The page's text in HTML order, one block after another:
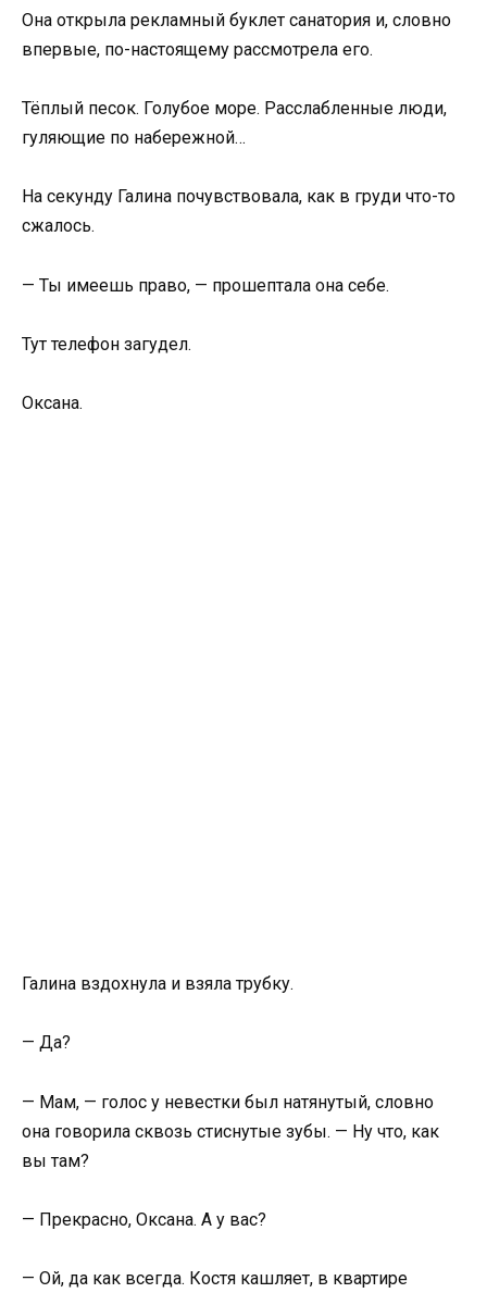
Она открыла рекламный буклет санатория и, словно
впервые, по-настоящему рассмотрела его.
Тёплый песок. Голубое море. Расслабленные люди,
гуляющие по набережной…
На секунду Галина почувствовала, как в груди что-то
сжалось.
— Ты имеешь право, — прошептала она себе.
Тут телефон загудел.
Оксана.
Галина вздохнула и взяла трубку.
— Да?
— Мам, — голос у невестки был натянутый, словно
она говорила сквозь стиснутые зубы. — Ну что, как
вы там?
— Прекрасно, Оксана. А у вас?
— Ой, да как всегда. Костя кашляет, в квартире